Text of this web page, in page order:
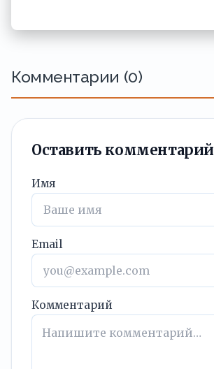
Комментарии (0)
Оставить комментарий
Имя
Email
Комментарий